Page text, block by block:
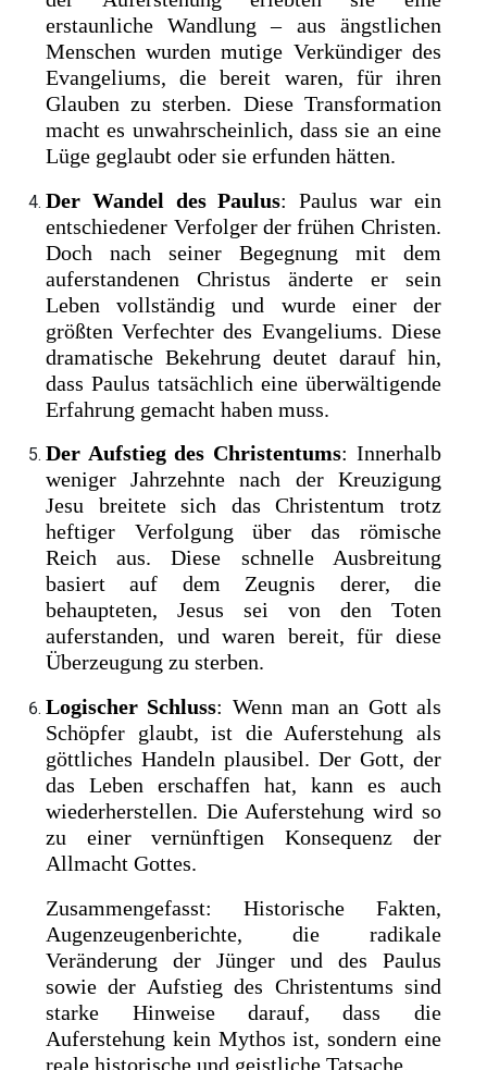
erstaunliche Wandlung – aus ängstlichen
Menschen wurden mutige Verkündiger des
Evangeliums, die bereit waren, für ihren
Glauben zu sterben. Diese Transformation
macht es unwahrscheinlich, dass sie an eine
Lüge geglaubt oder sie erfunden hätten.
Der Wandel des Paulus: Paulus war ein
entschiedener Verfolger der frühen Christen.
Doch nach seiner Begegnung mit dem
auferstandenen Christus änderte er sein
Leben vollständig und wurde einer der
größten Verfechter des Evangeliums. Diese
dramatische Bekehrung deutet darauf hin,
dass Paulus tatsächlich eine überwältigende
Erfahrung gemacht haben muss.
Der Aufstieg des Christentums: Innerhalb
weniger Jahrzehnte nach der Kreuzigung
Jesu breitete sich das Christentum trotz
heftiger Verfolgung über das römische
Reich aus. Diese schnelle Ausbreitung
basiert auf dem Zeugnis derer, die
behaupteten, Jesus sei von den Toten
auferstanden, und waren bereit, für diese
Überzeugung zu sterben.
Logischer Schluss: Wenn man an Gott als
Schöpfer glaubt, ist die Auferstehung als
göttliches Handeln plausibel. Der Gott, der
das Leben erschaffen hat, kann es auch
wiederherstellen. Die Auferstehung wird so
zu einer vernünftigen Konsequenz der
Allmacht Gottes.
Zusammengefasst: Historische Fakten,
Augenzeugenberichte, die radikale
Veränderung der Jünger und des Paulus
sowie der Aufstieg des Christentums sind
starke Hinweise darauf, dass die
Auferstehung kein Mythos ist, sondern eine
reale historische und geistliche Tatsache.